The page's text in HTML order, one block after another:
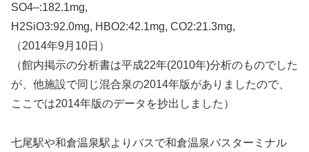
SO4–:182.1mg,
H2SiO3:92.0mg, HBO2:42.1mg, CO2:21.3mg,
（2014年9月10日）
（館内掲示の分析書は平成22年(2010年)分析のものでした
が、他施設で同じ混合泉の2014年版がありましたので、
ここでは2014年版のデータを抄出しました）
七尾駅や和倉温泉駅よりバスで和倉温泉バスターミナル